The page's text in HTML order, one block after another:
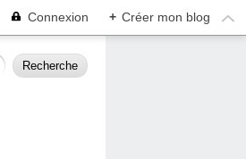
Connexion + Créer mon blog